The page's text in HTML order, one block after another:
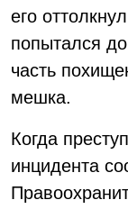
его
попытался
часть
мешка.
Когда
инцидента